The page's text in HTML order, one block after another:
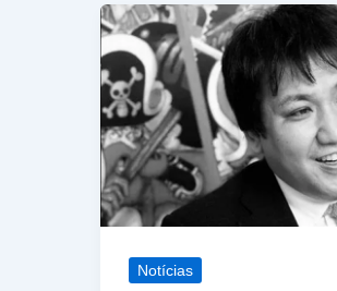
Notícias